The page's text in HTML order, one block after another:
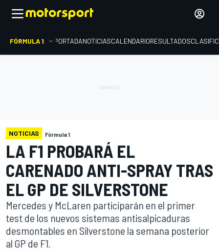
FÓRMULA 1 PORTADANOTICIASCALENDARIORESULTADOS
NOTICIAS Fórmula 1
LA F1 PROBARÁ EL
CARENADO ANTI-SPRAY TRAS
EL GP DE SILVERSTONE
Mercedes y McLaren participarán en el primer
test de los nuevos sistemas antisalpicaduras
desmontables en Silverstone la semana posterior
al GP de F1.